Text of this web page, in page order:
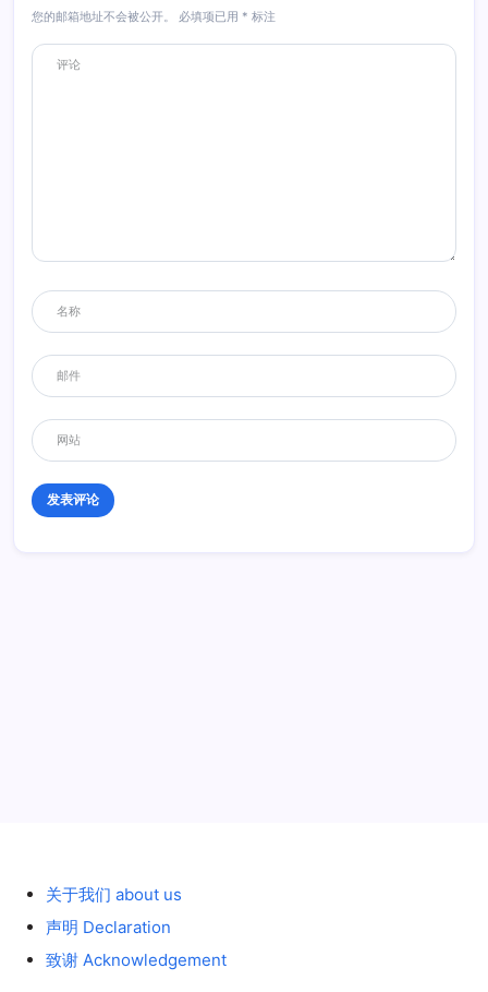
您的邮箱地址不会被公开。 必填项已用 * 标注
关于我们 about us
声明 Declaration
致谢 Acknowledgement